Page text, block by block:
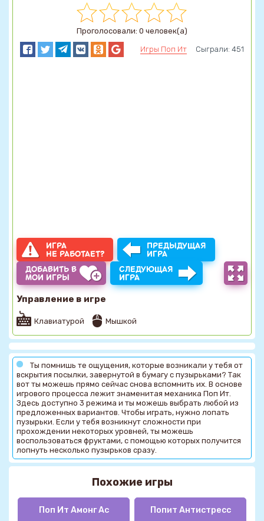
Проголосовали: 0 человек(а)
Игры Поп Ит Сыграли: 451
ИГРА
НЕ РАБОТАЕТ?
ПРЕДЫДУЩАЯ
ИГРА
ДОБАВИТЬ В
МОИ ИГРЫ
СЛЕДУЮЩАЯ
ИГРА
Управление в игре
Клавиатурой Мышкой
Ты помнишь те ощущения, которые возникали у тебя от
вскрытия посылки, завернутой в бумагу с пузырьками? Так
вот ты можешь прямо сейчас снова вспомнить их. В основе
игрового процесса лежит знаменитая механика Поп Ит.
Здесь доступно 3 режима и ты можешь выбрать любой из
предложенных вариантов. Чтобы играть, нужно лопать
пузырьки. Если у тебя возникнут сложности при
прохождении некоторых уровней, ты можешь
воспользоваться фруктами, с помощью которых получится
лопнуть несколько пузырьков сразу.
Похожие игры
Поп Ит Амонг Ас Попит Антистресс